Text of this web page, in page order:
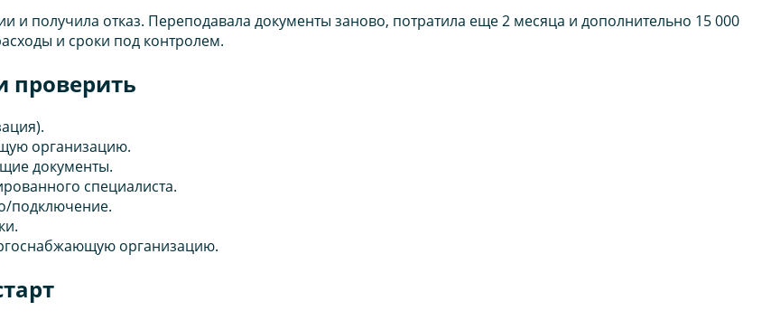
и получила отказ. Переподавала документы заново, потратила еще 2 месяца и дополнительно 15 000
и сроки под контролем.
проверить
организацию.
документы.
специалиста.
подключение.
организацию.